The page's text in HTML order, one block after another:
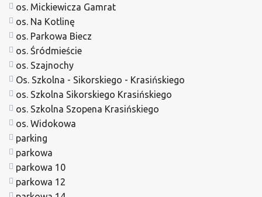
os. Mickiewicza Gamrat
os. Na Kotlinę
os. Parkowa Biecz
os. Śródmieście
os. Szajnochy
Os. Szkolna - Sikorskiego - Krasińskiego
os. Szkolna Sikorskiego Krasińskiego
os. Szkolna Szopena Krasińskiego
os. Widokowa
parking
parkowa
parkowa 10
parkowa 12